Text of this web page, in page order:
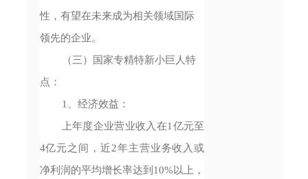
性，有望在未来成为相关领域国际
领先的企业。
（三）国家专精特新小巨人特
点：
1、经济效益：
上年度企业营业收入在1亿元至
4亿元之间，近2年主营业务收入或
净利润的平均增长率达到10%以上，